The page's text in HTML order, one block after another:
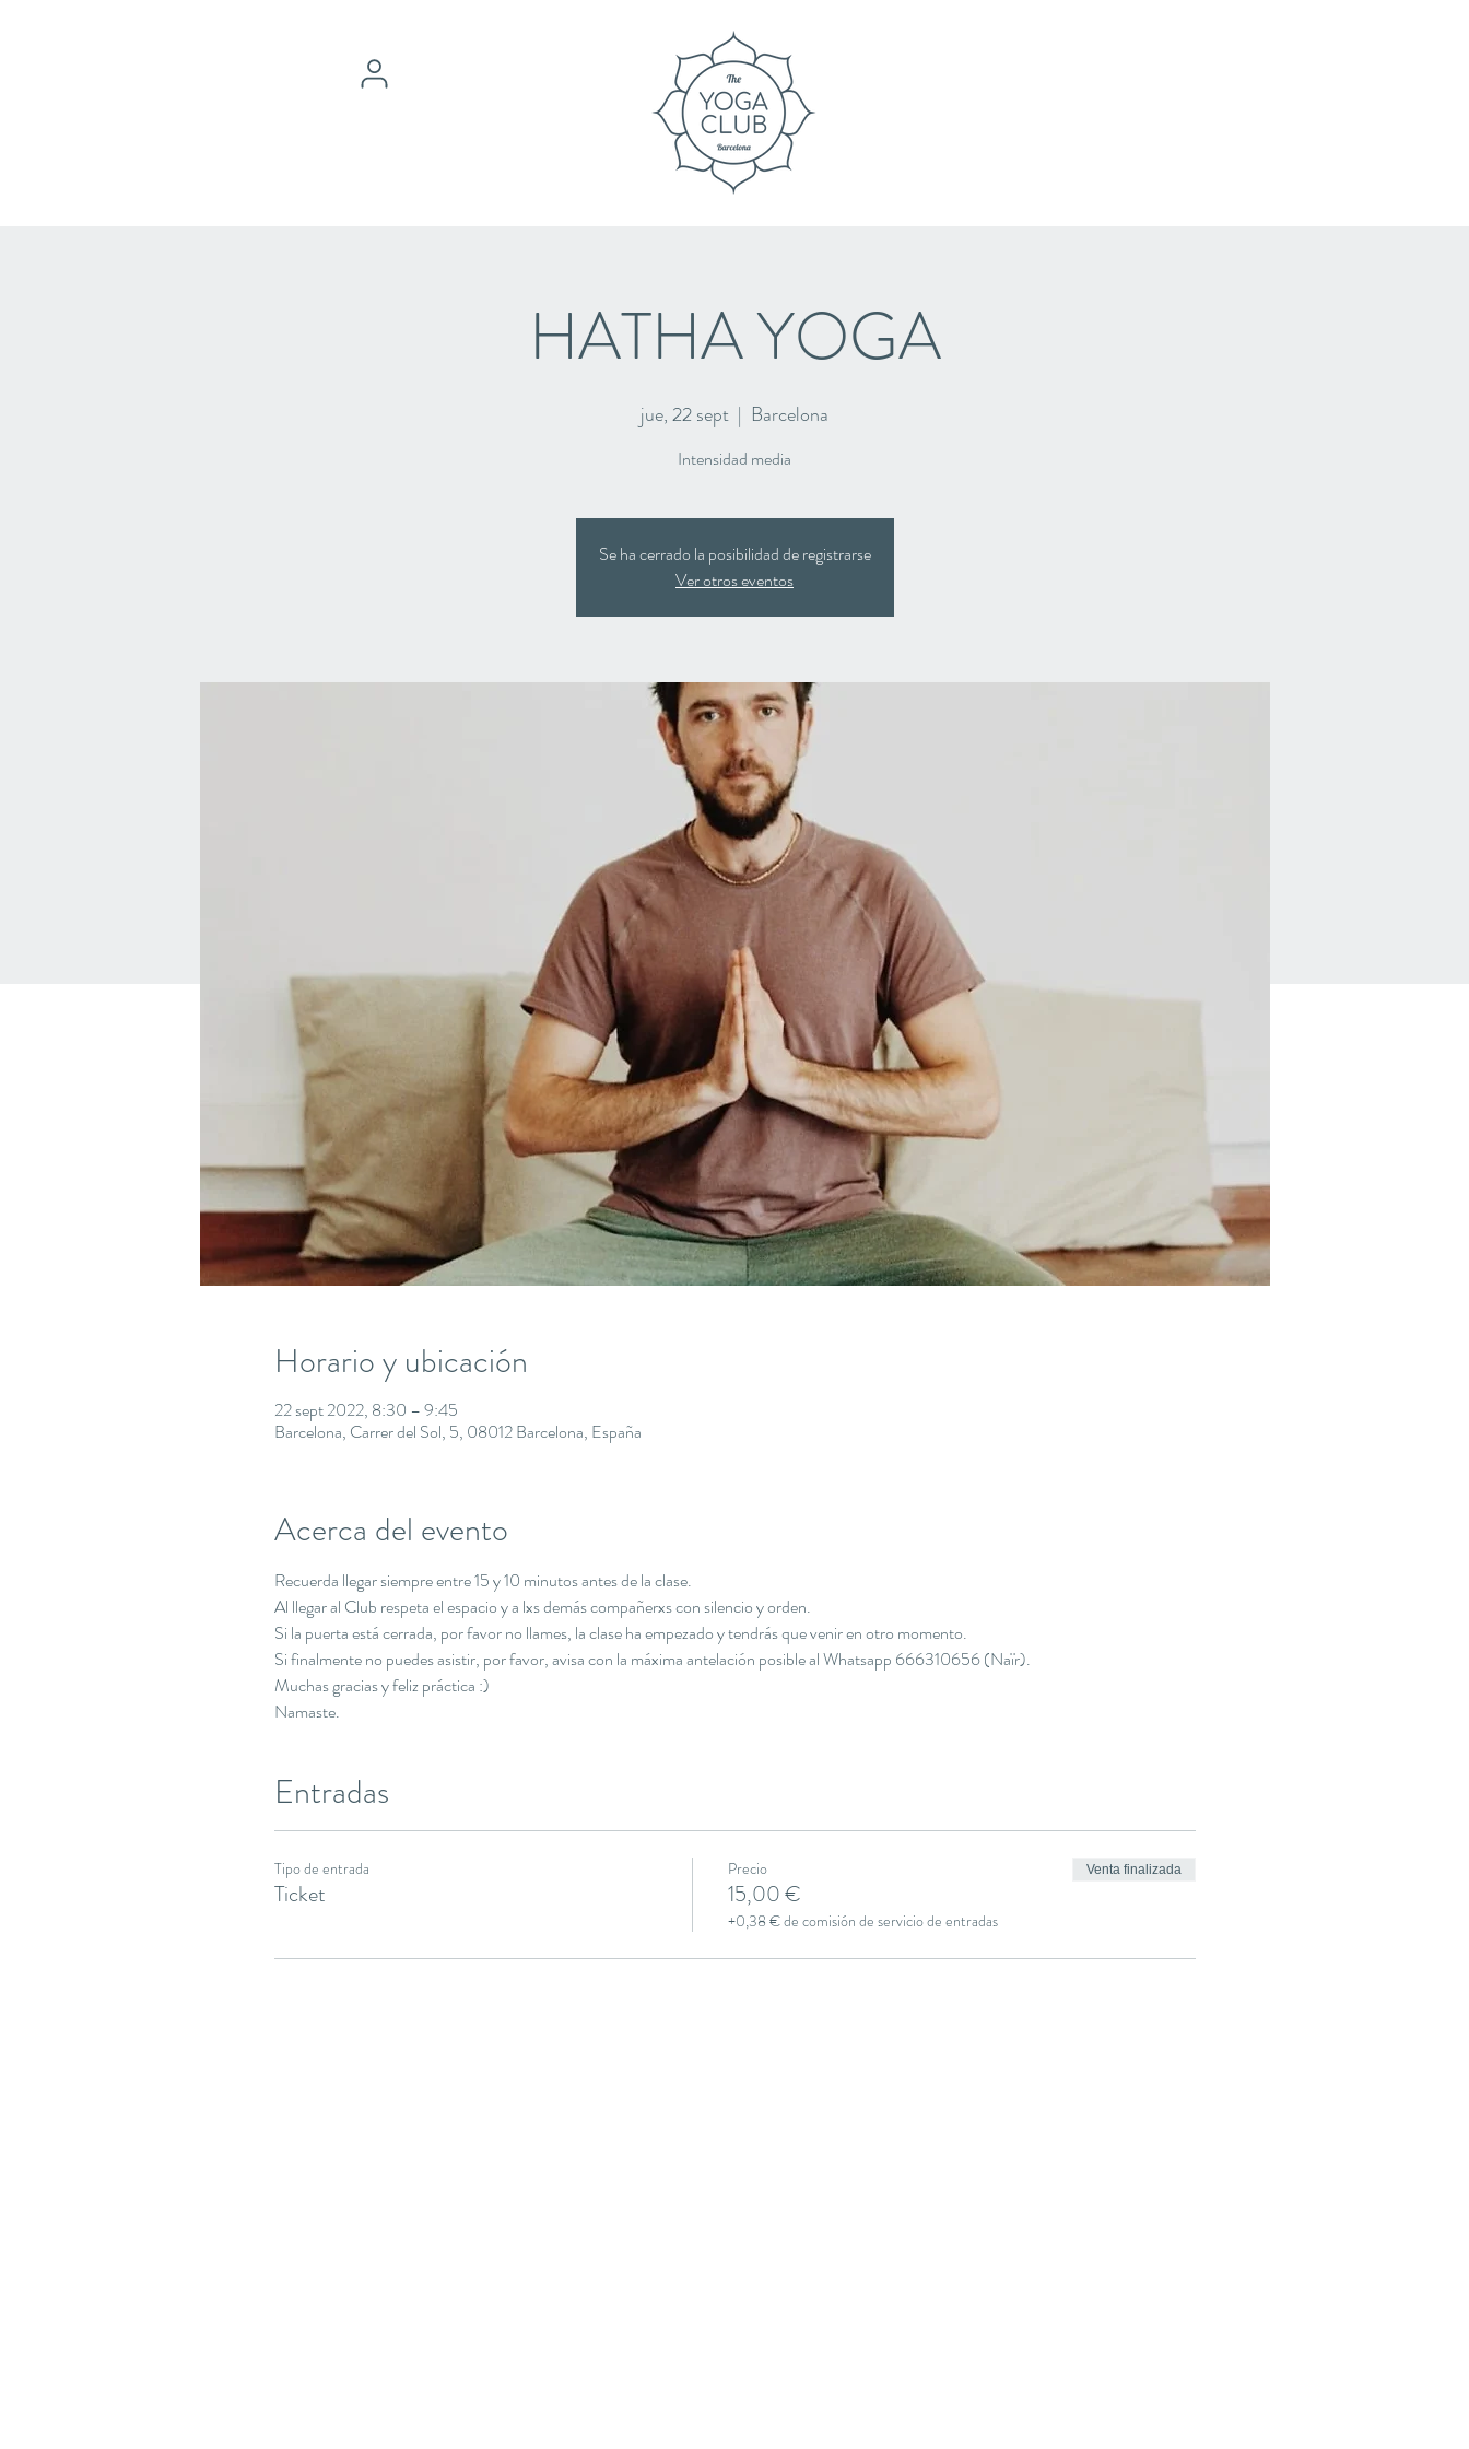
HATHA YOGA
jue, 22 sept
  |
Barcelona
Intensidad media
Se ha cerrado la posibilidad de registrarse
Ver otros eventos
Horario y ubicación
22 sept 2022, 8:30 – 9:45
Barcelona, Carrer del Sol, 5, 08012 Barcelona, España
Acerca del evento
Recuerda llegar siempre entre 15 y 10 minutos antes de la clase.
Al llegar al Club respeta el espacio y a lxs demás compañerxs con silencio y orden.
Si la puerta está cerrada, por favor no llames, la clase ha empezado y tendrás que venir en otro momento.
Si finalmente no puedes asistir, por favor, avisa con la máxima antelación posible al Whatsapp 666310656 (Naïr).
Muchas gracias y feliz práctica :)
Namaste.
Entradas
Tipo de entrada
Ticket
Precio
15,00 €
+0,38 € de comisión de servicio de entradas
Venta finalizada